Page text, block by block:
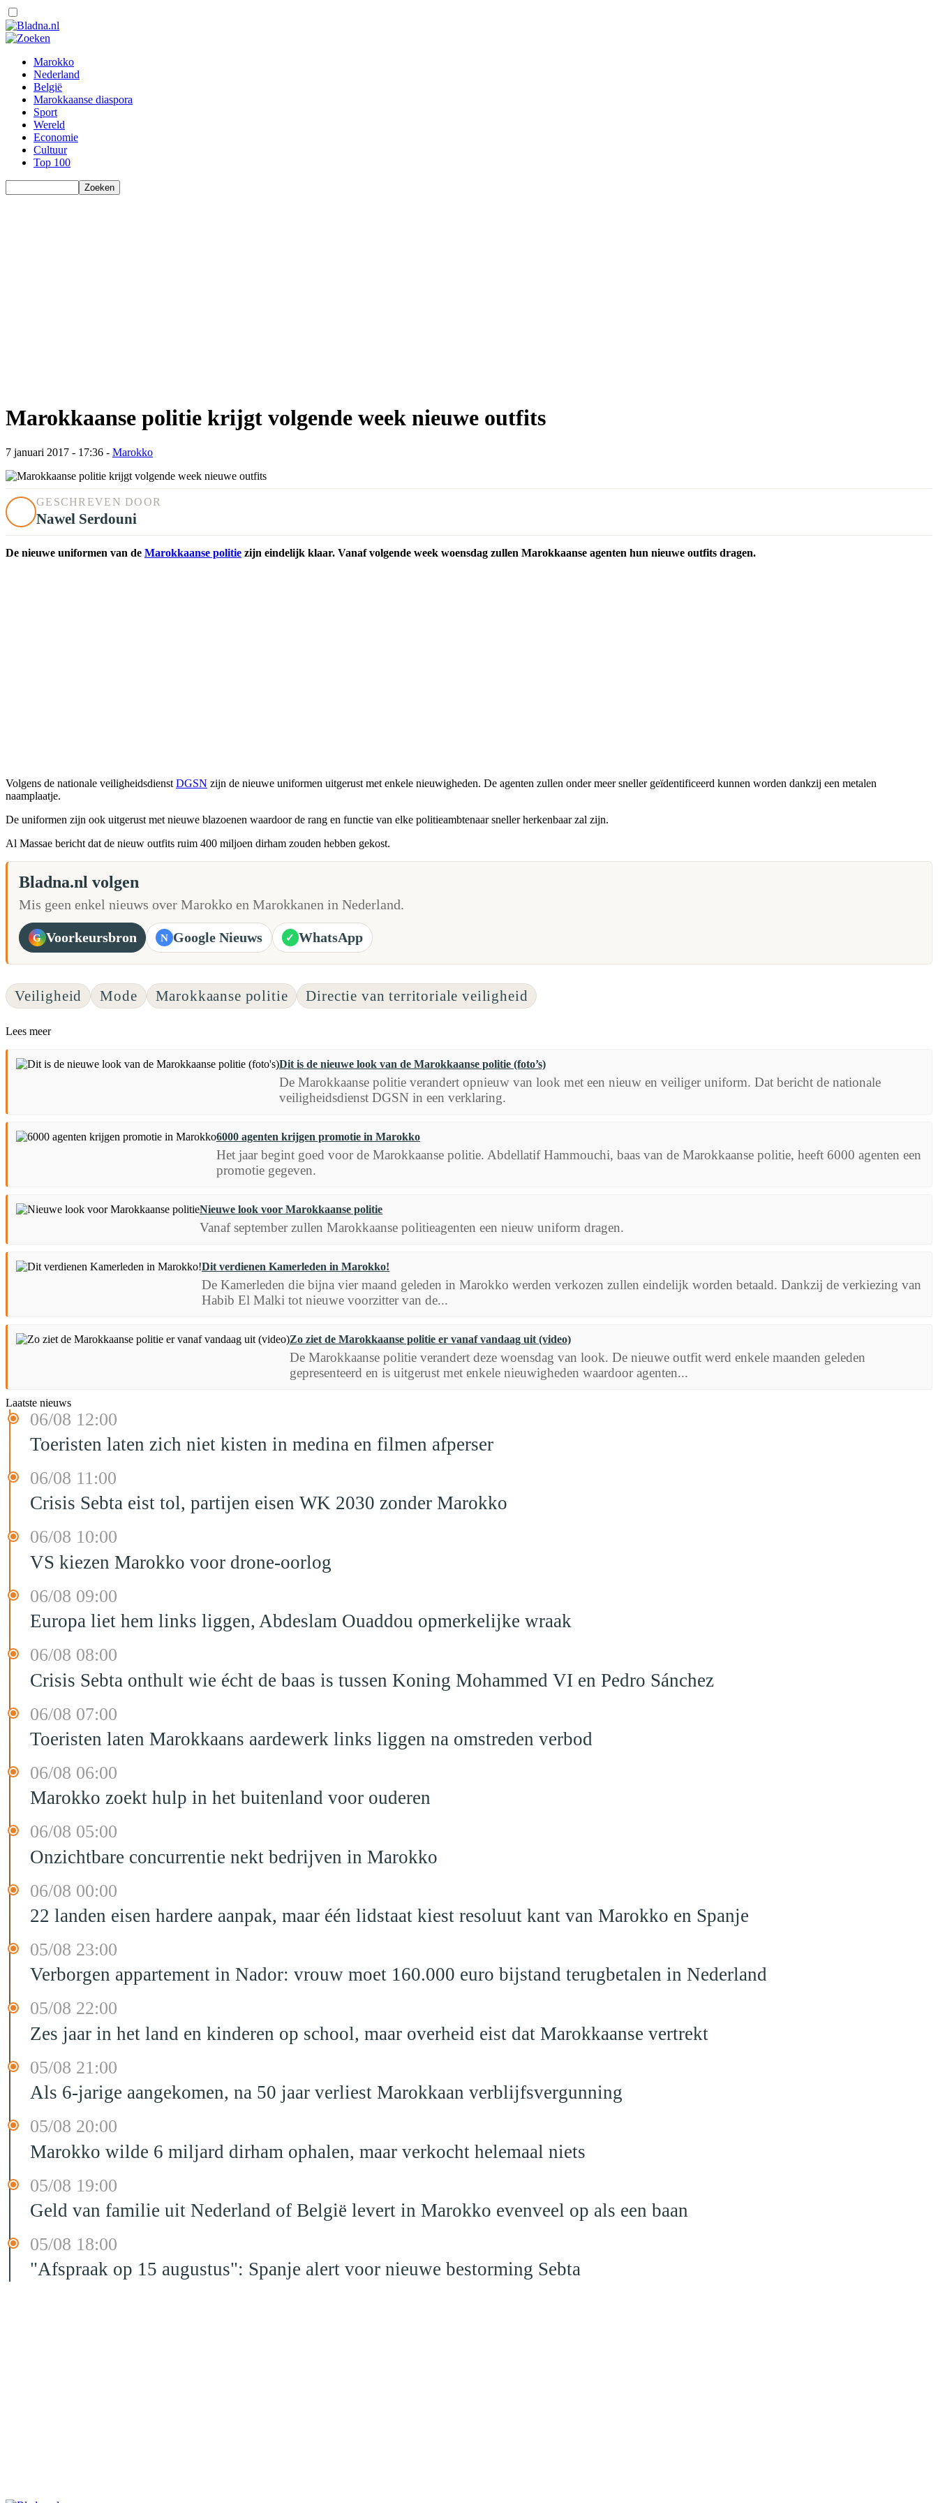
Marokko
Nederland
België
Marokkaanse diaspora
Sport
Wereld
Economie
Cultuur
Top 100
Marokkaanse politie krijgt volgende week nieuwe outfits
7 januari 2017 - 17:36 - Marokko
GESCHREVEN DOOR
Nawel Serdouni
De nieuwe uniformen van de Marokkaanse politie zijn eindelijk klaar. Vanaf volgende week woensdag zullen Marokkaanse agenten hun nieuwe outfits dragen.
Volgens de nationale veiligheidsdienst DGSN zijn de nieuwe uniformen uitgerust met enkele nieuwigheden. De agenten zullen onder meer sneller geïdentificeerd kunnen worden dankzij een metalen
naamplaatje.
De uniformen zijn ook uitgerust met nieuwe blazoenen waardoor de rang en functie van elke politieambtenaar sneller herkenbaar zal zijn.
Al Massae bericht dat de nieuw outfits ruim 400 miljoen dirham zouden hebben gekost.
Bladna.nl volgen
Mis geen enkel nieuws over Marokko en Marokkanen in Nederland.
G Voorkeursbron N Google Nieuws ✓ WhatsApp
Veiligheid Mode Marokkaanse politie Directie van territoriale veiligheid
Lees meer
Dit is de nieuwe look van de Marokkaanse politie (foto’s)
De Marokkaanse politie verandert opnieuw van look met een nieuw en veiliger uniform. Dat bericht de nationale
veiligheidsdienst DGSN in een verklaring.
6000 agenten krijgen promotie in Marokko
Het jaar begint goed voor de Marokkaanse politie. Abdellatif Hammouchi, baas van de Marokkaanse politie, heeft 6000 agenten een
promotie gegeven.
Nieuwe look voor Marokkaanse politie
Vanaf september zullen Marokkaanse politieagenten een nieuw uniform dragen.
Dit verdienen Kamerleden in Marokko!
De Kamerleden die bijna vier maand geleden in Marokko werden verkozen zullen eindelijk worden betaald. Dankzij de verkiezing van
Habib El Malki tot nieuwe voorzitter van de...
Zo ziet de Marokkaanse politie er vanaf vandaag uit (video)
De Marokkaanse politie verandert deze woensdag van look. De nieuwe outfit werd enkele maanden geleden
gepresenteerd en is uitgerust met enkele nieuwigheden waardoor agenten...
Laatste nieuws
06/08 12:00
Toeristen laten zich niet kisten in medina en filmen afperser
06/08 11:00
Crisis Sebta eist tol, partijen eisen WK 2030 zonder Marokko
06/08 10:00
VS kiezen Marokko voor drone-oorlog
06/08 09:00
Europa liet hem links liggen, Abdeslam Ouaddou opmerkelijke wraak
06/08 08:00
Crisis Sebta onthult wie écht de baas is tussen Koning Mohammed VI en Pedro Sánchez
06/08 07:00
Toeristen laten Marokkaans aardewerk links liggen na omstreden verbod
06/08 06:00
Marokko zoekt hulp in het buitenland voor ouderen
06/08 05:00
Onzichtbare concurrentie nekt bedrijven in Marokko
06/08 00:00
22 landen eisen hardere aanpak, maar één lidstaat kiest resoluut kant van Marokko en Spanje
05/08 23:00
Verborgen appartement in Nador: vrouw moet 160.000 euro bijstand terugbetalen in Nederland
05/08 22:00
Zes jaar in het land en kinderen op school, maar overheid eist dat Marokkaanse vertrekt
05/08 21:00
Als 6-jarige aangekomen, na 50 jaar verliest Marokkaan verblijfsvergunning
05/08 20:00
Marokko wilde 6 miljard dirham ophalen, maar verkocht helemaal niets
05/08 19:00
Geld van familie uit Nederland of België levert in Marokko evenveel op als een baan
05/08 18:00
"Afspraak op 15 augustus": Spanje alert voor nieuwe bestorming Sebta